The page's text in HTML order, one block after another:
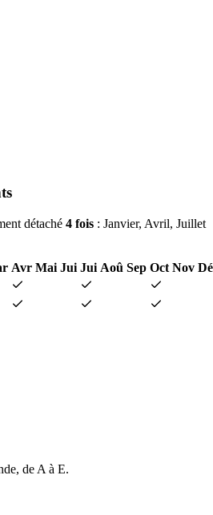
détaché 4 fois : Janvier, Avril, Juillet
Avr Mai Jui Jui Aoû Sep Oct Nov
de A à E.